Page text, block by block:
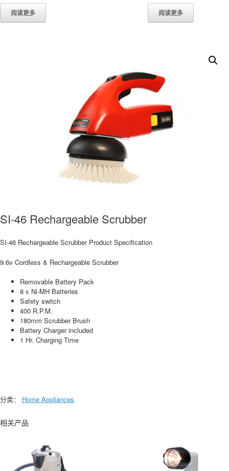
阅读更多 阅读更多
SI-46 Rechargeable Scrubber
SI-46 Rechargeable Scrubber Product Specification
9.6v Cordless & Rechargeable Scrubber
Removable Battery Pack
8 x Ni-MH Batteries
Safety switch
400 R.P.M.
180mm Scrubber Brush
Battery Charger included
1 Hr. Charging Time
分类： Home Appliances
相关产品